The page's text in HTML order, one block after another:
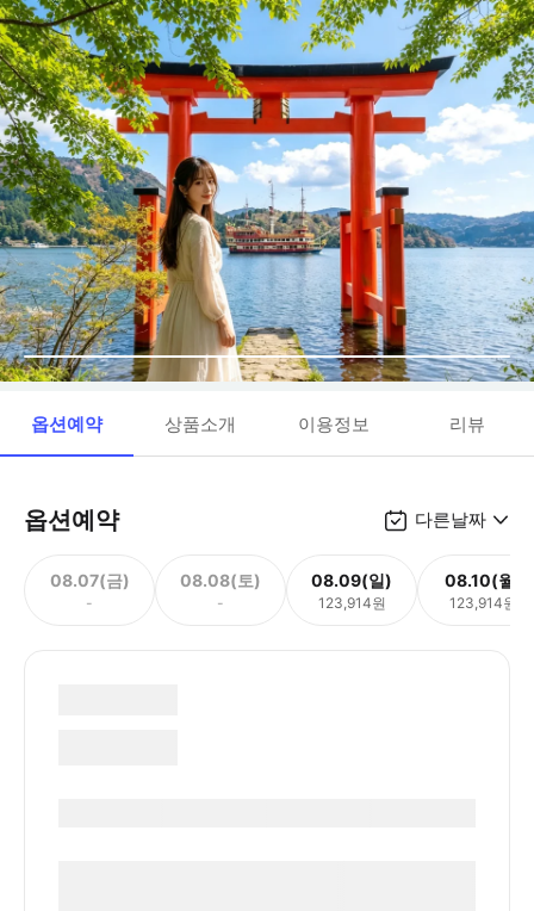
옵션예약 상품소개 이용정보 리뷰
옵션예약 다른날짜
08.07(금)
-
08.08(토)
-
08.09(일)
123,914원
08.10(월)
123,914원